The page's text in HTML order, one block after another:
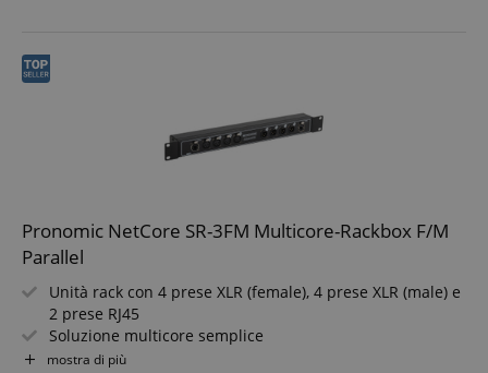
Pronomic NetCore SR-3FM Multicore-Rackbox F/M
Parallel
Unità rack con 4 prese XLR (female), 4 prese XLR (male) e
2 prese RJ45
Soluzione multicore semplice
Per la trasmissione di segnali analogici o digitali tramite
mostra di più